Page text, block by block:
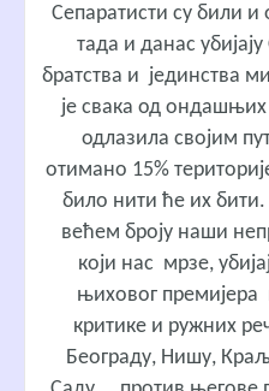
Сепаратисти су били и
тада и данас
братства и јединства
је свака од
одлазила својим
отимано 15%
било нити ће их
већем броју наши
који нас мрзе,
њиховог
критике и ружних
Београду, Нишу,